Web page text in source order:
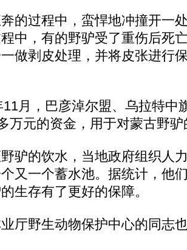
过程中，蛮悍地冲撞开一
中，有的野驴受了重伤后死
做剥皮处理，并将皮张进行
，巴彦淖尔盟、乌拉特中
万元的资金，用于对蒙古野
的饮水，当地政府组织人
又一个蓄水池。据统计，他
生存有了更好的保障。
野生动物保护中心的同志